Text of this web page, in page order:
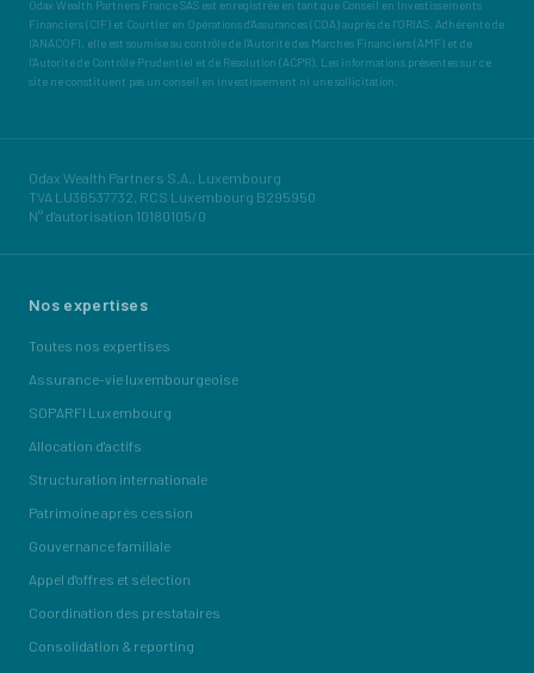
Odax Wealth Partners France SAS est enregistrée en tant que Conseil en Investissements
Financiers (CIF) et Courtier en Opérations d'Assurances (COA) auprès de l'ORIAS. Adhérente de
l'ANACOFI, elle est soumise au contrôle de l'Autorité des Marchés Financiers (AMF) et de
l'Autorité de Contrôle Prudentiel et de Résolution (ACPR). Les informations présentes sur ce
site ne constituent pas un conseil en investissement ni une sollicitation.
Odax Wealth Partners S.A., Luxembourg
TVA LU36537732, RCS Luxembourg B295950
N° d'autorisation 10180105/0
Nos expertises
Toutes nos expertises
Assurance-vie luxembourgeoise
SOPARFI Luxembourg
Allocation d'actifs
Structuration internationale
Patrimoine après cession
Gouvernance familiale
Appel d'offres et sélection
Coordination des prestataires
Consolidation & reporting